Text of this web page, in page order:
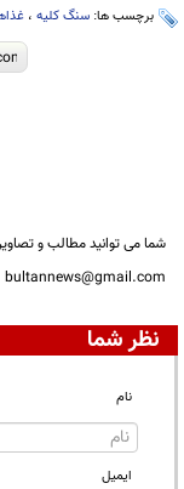
برچسب ها: سنگ کلیه ،
شما می توانید مطالب و
bultannews@gmail.com
نظر شما
نام
ایمیل